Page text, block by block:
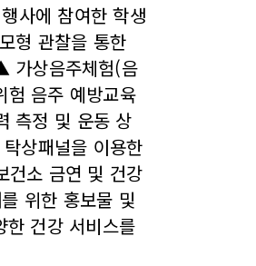
사에 참여한 학생
형 관찰을 통한
가상음주체험(음
험 음주 예방교육
측정 및 운동 상
상패널을 이용한
소 금연 및 건강
위한 홍보물 및
한 건강 서비스를